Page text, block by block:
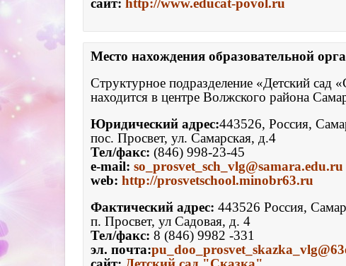
сайт: http://www.educat-povol.ru
Место нахождения образовательной
Структурное подразделение «Детский
находится в центре Волжского района
Юридический адрес:443526, Россия,
пос. Просвет, ул. Самарская, д.4
Тел/факс: (846) 998-23-45
e-mail: so_prosvet_sch_vlg@samara.edu.ru
web: http://prosvetschool.minobr63.ru
Фактический адрес: 443526 Россия,
п. Просвет, ул Садовая, д. 4
Тел/факс:
эл. почта: